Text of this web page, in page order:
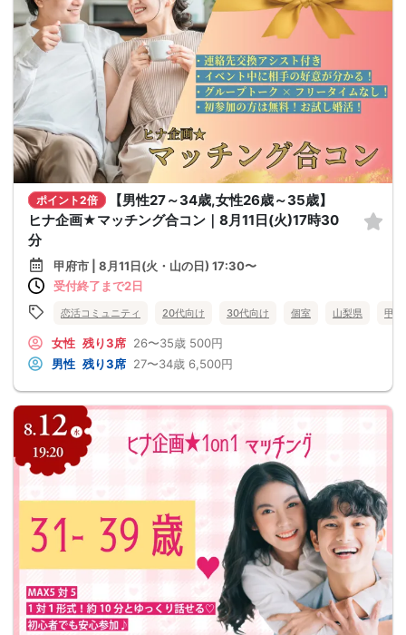
ポイント2倍
【男性27～34歳,女性26歳～35歳】
ヒナ企画★マッチング合コン｜8月11日(火)17時30
分
甲府市 | 8月11日(火・山の日) 17:30〜
受付終了まで2日
恋活コミュニティ 20代向け 30代向け 個室 山梨県 甲
女性 残り3席 26〜35歳 500円
男性 残り3席 27〜34歳 6,500円